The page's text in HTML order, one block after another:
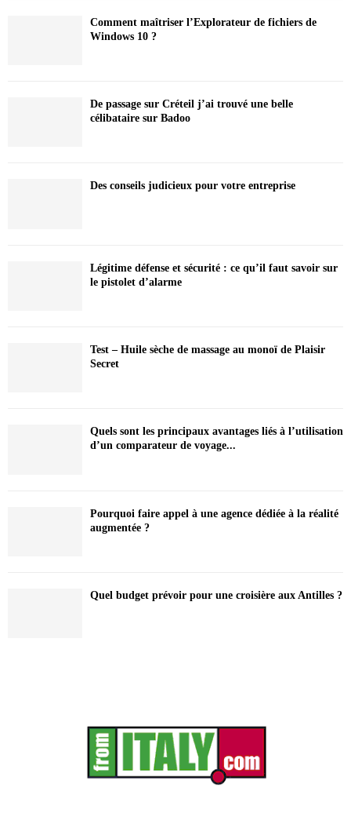
Comment maîtriser l’Explorateur de fichiers de
Windows 10 ?
De passage sur Créteil j’ai trouvé une belle
célibataire sur Badoo
Des conseils judicieux pour votre entreprise
Légitime défense et sécurité : ce qu’il faut savoir sur
le pistolet d’alarme
Test – Huile sèche de massage au monoï de Plaisir
Secret
Quels sont les principaux avantages liés à l’utilisation
d’un comparateur de voyage...
Pourquoi faire appel à une agence dédiée à la réalité
augmentée ?
Quel budget prévoir pour une croisière aux Antilles ?